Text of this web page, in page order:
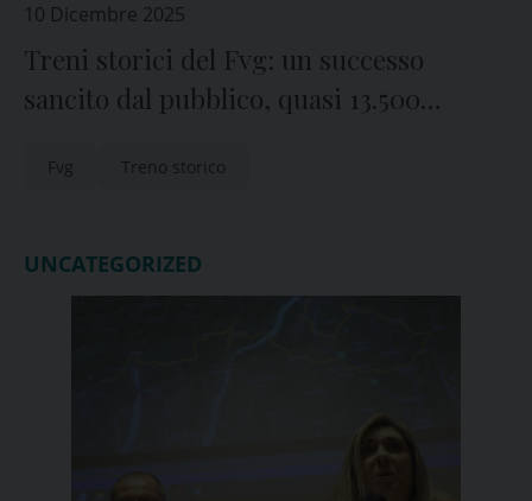
10 Dicembre 2025
Treni storici del Fvg: un successo
sancito dal pubblico, quasi 13.500
Fvg Treno storico
UNCATEGORIZED